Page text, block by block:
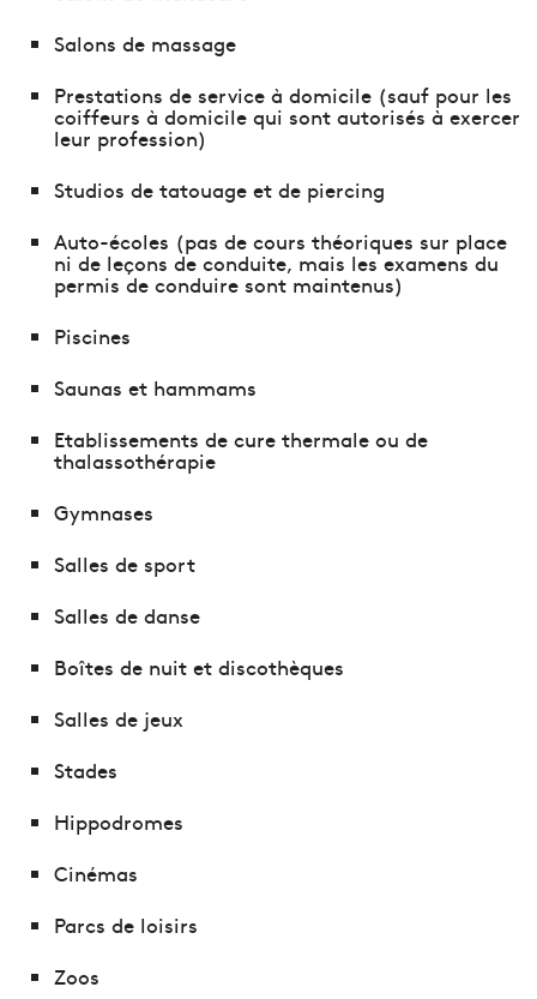
Salons de massage
Prestations de service à domicile (sauf pour les
coiffeurs à domicile qui sont autorisés à exercer
leur profession)
Studios de tatouage et de piercing
Auto-écoles (pas de cours théoriques sur place
ni de leçons de conduite, mais les examens du
permis de conduire sont maintenus)
Piscines
Saunas et hammams
Etablissements de cure thermale ou de
thalassothérapie
Gymnases
Salles de sport
Salles de danse
Boîtes de nuit et discothèques
Salles de jeux
Stades
Hippodromes
Cinémas
Parcs de loisirs
Zoos